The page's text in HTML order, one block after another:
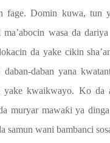
fage.Domin kuwa, tun
wasa da
da yake cikin
daban-daban yana
yake kwaikwayo. Ko da
muryar mawaƙi ya
samun wani bambanci